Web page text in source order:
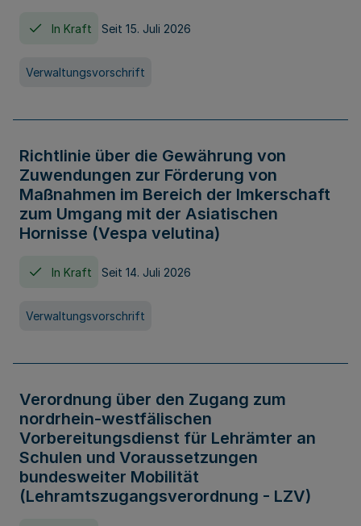
In Kraft Seit 15. Juli 2026
Verwaltungsvorschrift
Richtlinie über die Gewährung von
Zuwendungen zur Förderung von
Maßnahmen im Bereich der Imkerschaft
zum Umgang mit der Asiatischen
Hornisse (Vespa velutina)
In Kraft Seit 14. Juli 2026
Verwaltungsvorschrift
Verordnung über den Zugang zum
nordrhein-westfälischen
Vorbereitungsdienst für Lehrämter an
Schulen und Voraussetzungen
bundesweiter Mobilität
(Lehramtszugangsverordnung - LZV)